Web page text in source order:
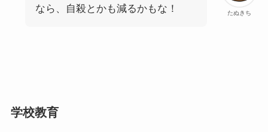
たぬきち
なら、自殺とかも減るかもな！
学校教育